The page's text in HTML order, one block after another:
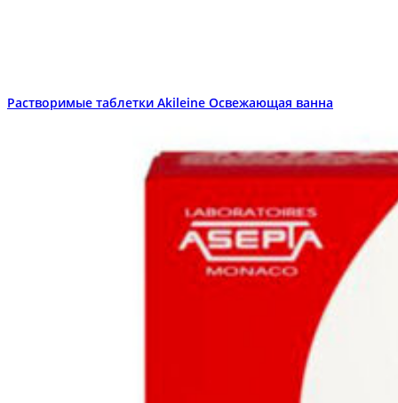
Растворимые таблетки Akileine Освежающая ванна